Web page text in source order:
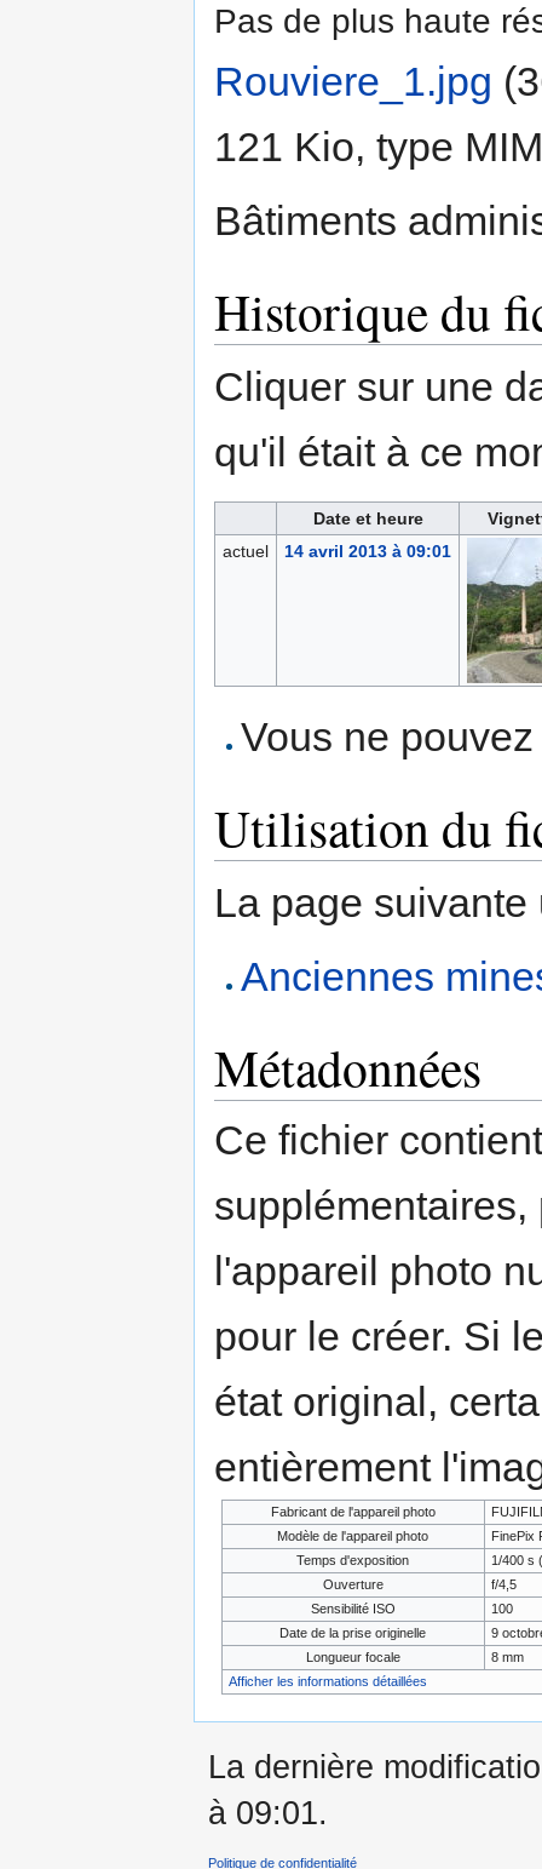
Pas de plus haute
Rouviere_1.jpg
121 Kio, type
Bâtiments
Historique du
Cliquer sur une
qu'il était à ce
Date et heure
actuel
14 avril 2013 à 09:01
Vous ne
Utilisation du
La page
Anciennes
Métadonnées
Ce fichier
l'appareil photo
pour le créer. Si
état original,
entièrement
Fabricant de l'appareil photo
Modèle de l'appareil photo
FinePix
Temps d'exposition
1/400 s
Ouverture
f/4,5
Sensibilité ISO
100
Date de la prise originelle
9
Longueur focale
8 mm
Afficher les informations détaillées
La dernière
à 09:01.
Politique de confidentialité